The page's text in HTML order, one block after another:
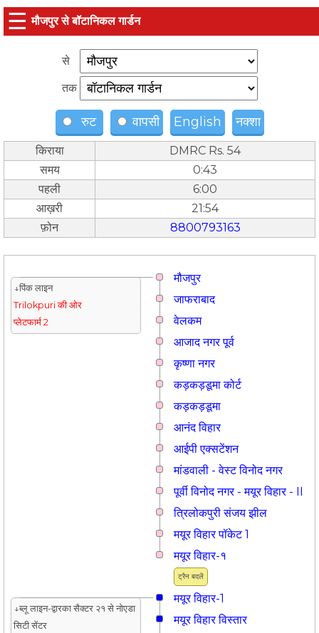
☰ मौजपुर से बॉटानिकल गार्डन
से
तक
रुट वापसी English नक्शा
किराया
DMRC Rs. 54
समय
0:43
पहली
6:00
आख़री
21:54
फ़ोन
8800793163
मौजपुर
↓पिंक लाइन
Trilokpuri की ओर
प्लेटफार्म 2
जाफराबाद
वेलकम
आजाद नगर पूर्व
कृष्णा नगर
कड़कड़डूमा कोर्ट
कड़कड़डूमा
आनंद विहार
आईपी एक्सटेंशन
मांडवाली - वेस्ट विनोद नगर
पूर्वी विनोद नगर - मयूर विहार - II
त्रिलोकपुरी संजय झील
मयूर विहार पॉकेट 1
ट्रैन बदलें
मयूर विहार-१
मयूर विहार-1
↓ब्लू लाइन-द्वारका सैक्टर २१ से नोएडा
सिटी सेंटर
मयूर विहार विस्तार